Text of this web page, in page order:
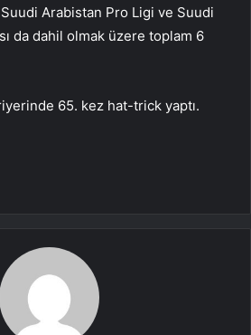
Arabistan Pro Ligi ve Suudi
da dahil olmak üzere toplam 6
65. kez hat-trick yaptı.